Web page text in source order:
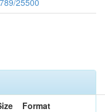
25500
Format